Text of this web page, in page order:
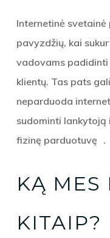
Internetinė
pavyzdžių, kai
vadovams
klientų. Tas pats
neparduoda
sudominti lankytoją
fizinę parduotuvę .
KĄ MES
KITAIP?